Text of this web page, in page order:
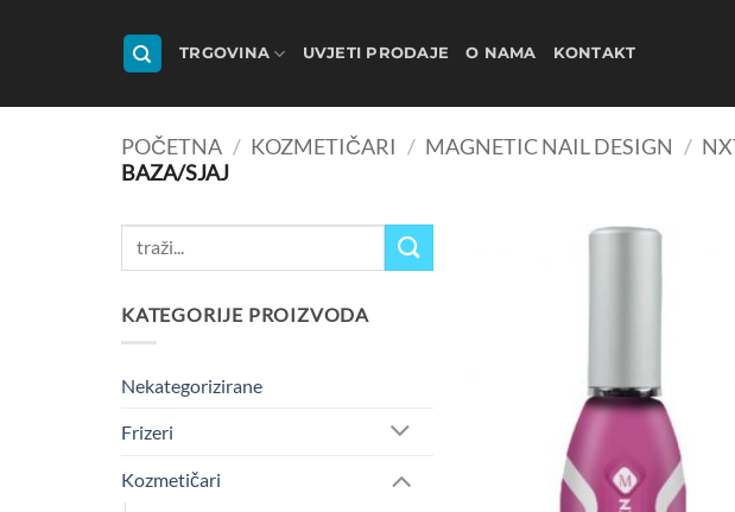
TRGOVINA UVJETI PRODAJE O NAMA KONTAKT
POČETNA / KOZMETIČARI / MAGNETIC NAIL DESIGN /
BAZA/SJAJ
Pretraži:
KATEGORIJE PROIZVODA
Nekategorizirane
Frizeri
Kozmetičari